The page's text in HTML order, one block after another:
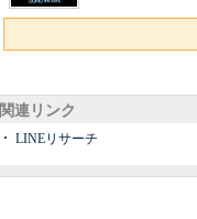
関連リンク
LINEリサーチ